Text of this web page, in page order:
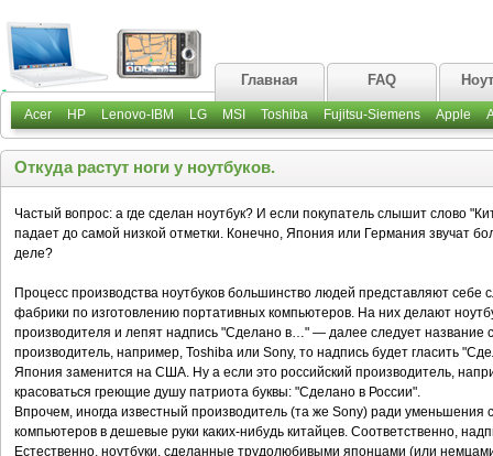
Главная FAQ
Acer HP Lenovo-IBM LG MSI Toshiba Fujitsu-Siemens Apple
Откуда растут ноги у ноутбуков.
Частый вопрос: а где сделан ноутбук? И если покупатель слышит слово
падает до самой низкой отметки. Конечно, Япония или Германия звучат
деле?
Процесс производства ноутбуков большинство людей представляют
фабрики по изготовлению портативных компьютеров. На них делают
производителя и лепят надпись "Сделано в…" — далее следует название
производитель, например, Toshiba или Sony, то надпись будет гласить
Япония заменится на США. Ну а если это российский производитель,
красоваться греющие душу патриота буквы: "Сделано в России".
Впрочем, иногда известный производитель (та же Sony) ради уменьшения
компьютеров в дешевые руки каких-нибудь китайцев. Соответственно,
Естественно, ноутбуки, сделанные трудолюбивыми японцами (или